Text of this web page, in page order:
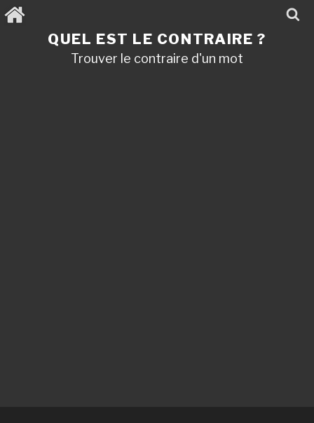
Aller
au
QUEL EST LE CONTRAIRE ?
Trouver le contraire d'un mot